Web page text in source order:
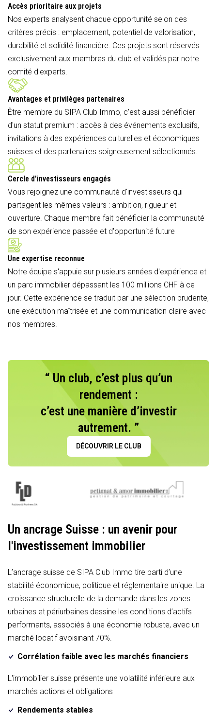
Accès prioritaire aux projets
Nos experts analysent chaque opportunité selon des
critères précis : emplacement, potentiel de valorisation,
durabilité et solidité financière. Ces projets sont réservés
exclusivement aux membres du club et validés par notre
comité d'experts.
Avantages et privilèges partenaires
Être membre du SIPA Club Immo, c'est aussi bénéficier
d'un statut premium : accès à des événements exclusifs,
invitations à des expériences culturelles et économiques
suisses et des partenaires soigneusement sélectionnés.
Cercle d’investisseurs engagés
Vous rejoignez une communauté d'investisseurs qui
partagent les mêmes valeurs : ambition, rigueur et
ouverture. Chaque membre fait bénéficier la communauté
de son expérience passée et d'opportunité future
Une expertise reconnue
Notre équipe s'appuie sur plusieurs années d'expérience et
un parc immobilier dépassant les 100 millions CHF à ce
jour. Cette expérience se traduit par une sélection prudente,
une exécution maîtrisée et une communication claire avec
nos membres.
“ Un club, c’est plus qu’un
rendement :
c’est une manière d’investir
autrement. ”
DÉCOUVRIR LE CLUB
Un ancrage Suisse : un avenir pour
l'investissement immobilier
L’ancrage suisse de SIPA Club Immo tire parti d’une
stabilité économique, politique et réglementaire unique. La
croissance structurelle de la demande dans les zones
urbaines et périurbaines dessine les conditions d’actifs
performants, associés à une économie robuste, avec un
marché locatif avoisinant 70%.
Corrélation faible avec les marchés financiers
L'immobilier suisse présente une volatilité inférieure aux
marchés actions et obligations
Rendements stables